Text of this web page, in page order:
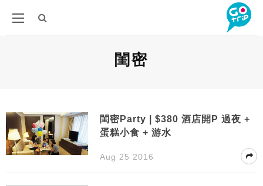
閨密
閨密Party | $380 酒店開P 過夜 +
蛋糕小食 + 游水
Aug 25 2016